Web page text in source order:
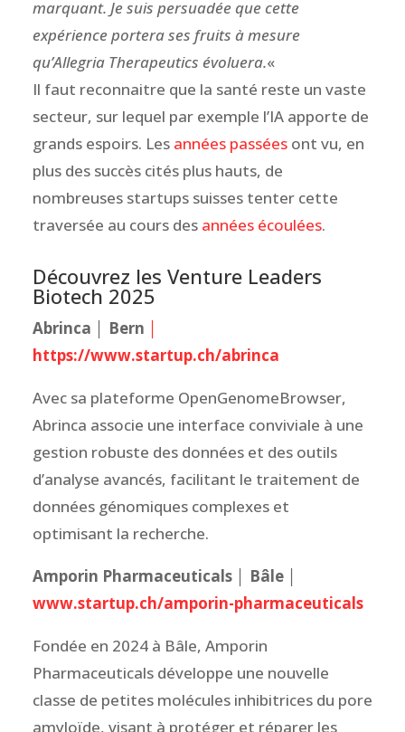
marquant. Je suis persuadée que cette
expérience portera ses fruits à mesure
qu’Allegria Therapeutics évoluera.«
Il faut reconnaitre que la santé reste un vaste
secteur, sur lequel par exemple l’IA apporte de
grands espoirs. Les années passéesont vu, en
plus des succès cités plus hauts, de
nombreuses startups suisses tenter cette
traversée au cours des années écoulées.
Découvrez les Venture Leaders
Biotech 2025
Abrinca │ Bern
https://www.startup.ch/abrinca
Avec sa plateforme OpenGenomeBrowser,
Abrinca associe une interface conviviale à une
gestion robuste des données et des outils
d’analyse avancés, facilitant le traitement de
données génomiques complexes et
optimisant la recherche.
Amporin Pharmaceuticals │ Bâle │
www.startup.ch/amporin-pharmaceuticals
Fondée en 2024 à Bâle, Amporin
Pharmaceuticals développe une nouvelle
classe de petites molécules inhibitrices du pore
amyloïde, visant à protéger et réparer les